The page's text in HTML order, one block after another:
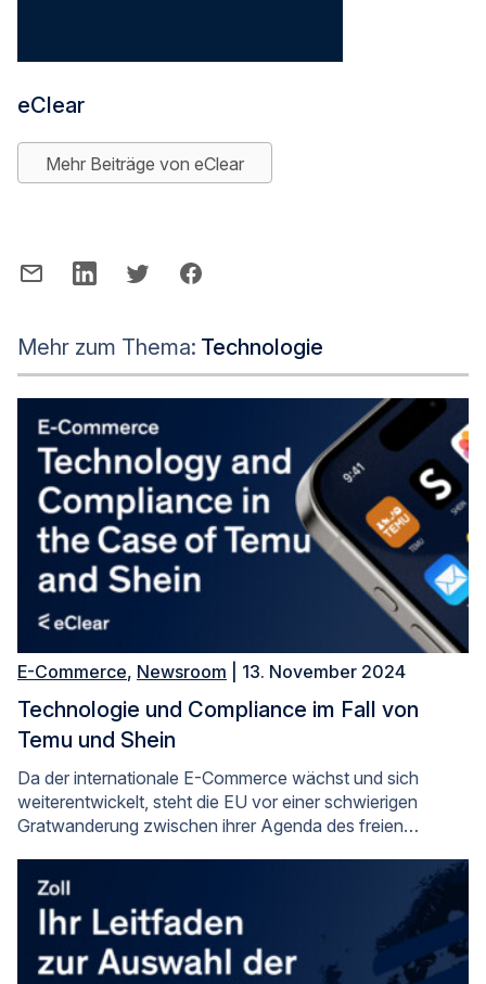
eClear
Mehr Beiträge von eClear
Mehr zum Thema: Technologie
E-Commerce, Newsroom | 13. November 2024
Technologie und Compliance im Fall von
Temu und Shein
Da der internationale E-Commerce wächst und sich
weiterentwickelt, steht die EU vor einer schwierigen
Gratwanderung zwischen ihrer Agenda des freien…